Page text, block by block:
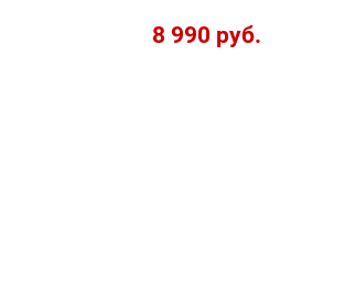
8 990 руб.